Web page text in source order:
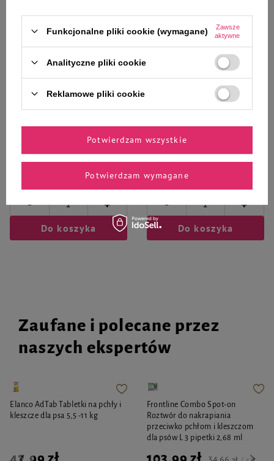
Wybrane specjalnie dla
Ciebie i Twojego czworonoga
19,07 zł / kg
- +
Do koszyka
królikiem 3 kg + Mokra karma
60,32 zł
- +
Do koszyka
Zaufane i polecane przez
naszych ekspertów
Elanco AdTab Tabletki na pchły i
kleszcze dla psa 5,5 -11 kg
Frontline Combo Spot-on
Roztwór do nakrapiania
przeciwko pchłom i kleszczom
dla psów L 3 pipetki 2,68 ml
Funkcjonalne pliki cookie (wymagane)
Zawsze
aktywne
Analityczne pliki cookie
Reklamowe pliki cookie
Potwierdzam wymagane
Potwierdzam wszystkie